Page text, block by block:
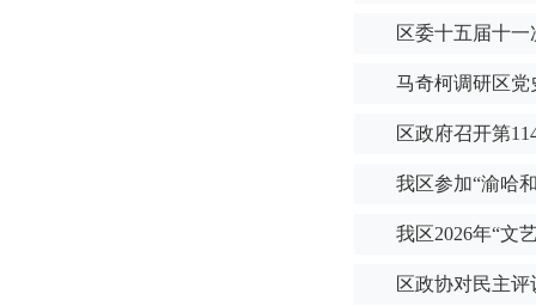
区委十五届十
马奇柯调研区
区政府召开第
我区参加“渝哈
我区2026年“文
区政协对民主